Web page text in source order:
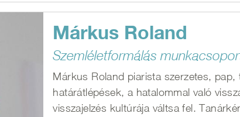
Márkus Roland
Szemléletformálás
Márkus Roland piarista szerzetes,
határátlépések, a hatalommal való
visszajelzés kultúrája váltsa fel.